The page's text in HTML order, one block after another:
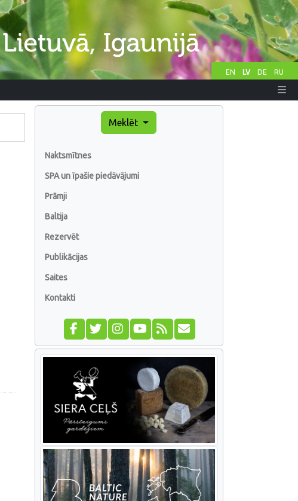
EN LV DE RU
Meklēt
Naktsmītnes
SPA un īpašie piedāvājumi
Prāmji
Baltija
Rezervēt
Publikācijas
Saites
Kontakti